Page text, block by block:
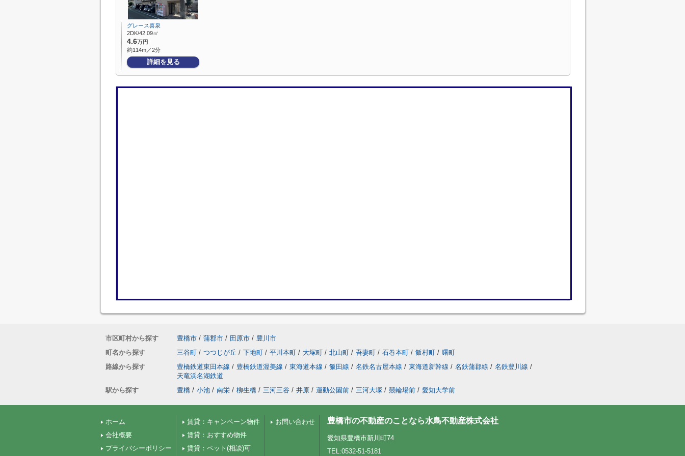
グレース喜泉
2DK/42.09㎡
4.6万円
約114m／2分
詳細を見る
市区町村から探す 豊橋市 / 蒲郡市 / 田原市 / 豊川市
町名から探す
三谷町 / つつじが丘 / 下地町 / 平川本町 / 大塚町 / 北山町 / 吾妻町 / 石巻本町 / 飯村町 / 曙町
路線から探す
豊橋鉄道東田本線 / 豊橋鉄道渥美線 / 東海道本線 / 飯田線 / 名鉄名古屋本線 / 東海道新幹線 / 名鉄蒲郡線 / 名鉄豊川線 /
天竜浜名湖鉄道
駅から探す
豊橋 / 小池 / 南栄 / 柳生橋 / 三河三谷 / 井原 / 運動公園前 / 三河大塚 / 競輪場前 / 愛知大学前
ホーム
会社概要
プライバシーポリシー
賃貸：キャンペーン物件
賃貸：おすすめ物件
賃貸：ペット(相談)可
お問い合わせ 豊橋市の不動産のことなら水鳥不動産株式会社
愛知県豊橋市新川町74
TEL:0532-51-5181